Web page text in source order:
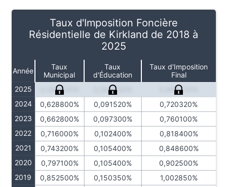
Taux d'Imposition Foncière
Résidentielle de Kirkland de 2018 à
2025
Année
Taux
Municipal
Taux
d'Éducation
Taux d'Imposition
Final
2025
0,582500% 0,084230%
0,666730%
2024
0,628800% 0,091520%
0,720320%
2023
0,662800% 0,097300%
0,760100%
2022
0,716000% 0,102400%
0,818400%
2021
0,743200% 0,105400%
0,848600%
2020
0,797100% 0,105400%
0,902500%
2019
0,852500% 0,150350%
1,002850%